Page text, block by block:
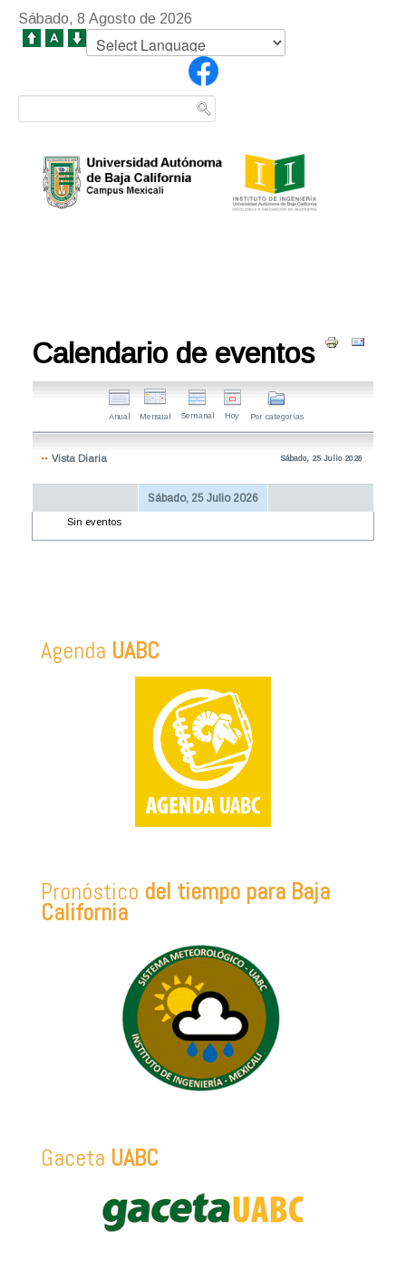
Sábado, 8 Agosto de 2026
Calendario de eventos
Anual Mensual Semanal Hoy Por categorías
Vista Diaria Sábado, 25 Julio 2026
Sábado, 25 Julio 2026
Sin eventos
Agenda UABC
Pronóstico del tiempo para Baja
California
Gaceta UABC